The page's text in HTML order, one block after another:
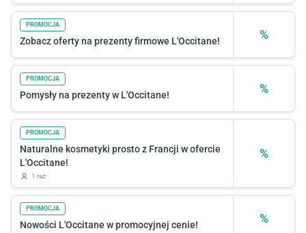
%
PROMOCJA
Zobacz oferty na prezenty firmowe L'Occitane!
%
PROMOCJA
Pomysły na prezenty w L'Occitane!
%
PROMOCJA
Naturalne kosmetyki prosto z Francji w ofercie
L'Occitane!
1 raz
%
PROMOCJA
Nowości L'Occitane w promocyjnej cenie!